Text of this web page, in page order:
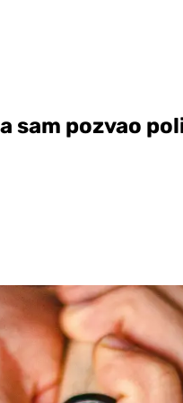
sam pozvao